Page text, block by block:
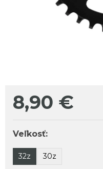
8,90 €
Veľkosť:
32z 30z